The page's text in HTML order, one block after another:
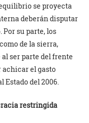
se proyecta
deberán disputar
Por su parte, los
de la sierra,
ser parte del frente
el gasto
Estado del 2006.
restringida